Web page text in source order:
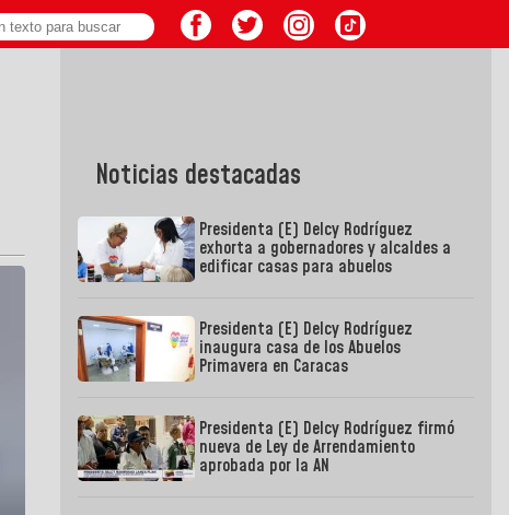
Noticias destacadas
Presidenta (E) Delcy Rodríguez
exhorta a gobernadores y alcaldes a
edificar casas para abuelos
Presidenta (E) Delcy Rodríguez
inaugura casa de los Abuelos
Primavera en Caracas
Presidenta (E) Delcy Rodríguez firmó
nueva de Ley de Arrendamiento
aprobada por la AN